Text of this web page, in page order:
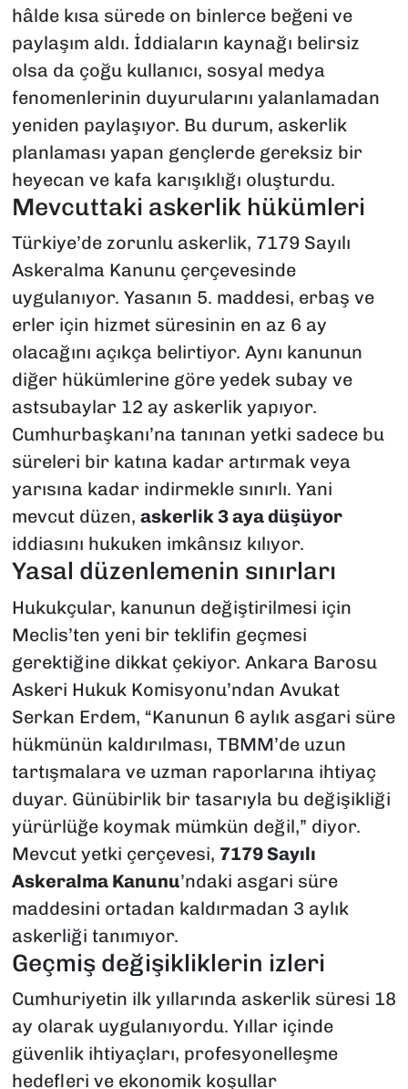
hâlde kısa sürede on binlerce beğeni ve
paylaşım aldı. İddiaların kaynağı belirsiz
olsa da çoğu kullanıcı, sosyal medya
fenomenlerinin duyurularını yalanlamadan
yeniden paylaşıyor. Bu durum, askerlik
planlaması yapan gençlerde gereksiz bir
heyecan ve kafa karışıklığı oluşturdu.
Mevcuttaki askerlik hükümleri
Türkiye’de zorunlu askerlik, 7179 Sayılı
Askeralma Kanunu çerçevesinde
uygulanıyor. Yasanın 5. maddesi, erbaş ve
erler için hizmet süresinin en az 6 ay
olacağını açıkça belirtiyor. Aynı kanunun
diğer hükümlerine göre yedek subay ve
astsubaylar 12 ay askerlik yapıyor.
Cumhurbaşkanı’na tanınan yetki sadece bu
süreleri bir katına kadar artırmak veya
yarısına kadar indirmekle sınırlı. Yani
mevcut düzen, askerlik 3 aya düşüyor
iddiasını hukuken imkânsız kılıyor.
Yasal düzenlemenin sınırları
Hukukçular, kanunun değiştirilmesi için
Meclis’ten yeni bir teklifin geçmesi
gerektiğine dikkat çekiyor. Ankara Barosu
Askeri Hukuk Komisyonu’ndan Avukat
Serkan Erdem, “Kanunun 6 aylık asgari süre
hükmünün kaldırılması, TBMM’de uzun
tartışmalara ve uzman raporlarına ihtiyaç
duyar. Günübirlik bir tasarıyla bu değişikliği
yürürlüğe koymak mümkün değil,” diyor.
Mevcut yetki çerçevesi, 7179 Sayılı
Askeralma Kanunu’ndaki asgari süre
maddesini ortadan kaldırmadan 3 aylık
askerliği tanımıyor.
Geçmiş değişikliklerin izleri
Cumhuriyetin ilk yıllarında askerlik süresi 18
ay olarak uygulanıyordu. Yıllar içinde
güvenlik ihtiyaçları, profesyonelleşme
hedefleri ve ekonomik koşullar